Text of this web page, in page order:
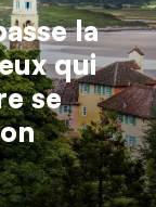
la
qui
se